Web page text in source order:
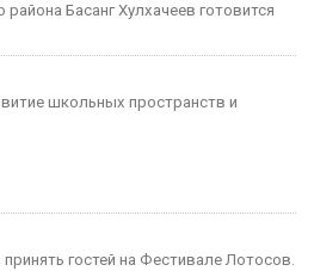
района Басанг Хулхачеев готовится
школьных пространств и
гостей на Фестивале Лотосов.